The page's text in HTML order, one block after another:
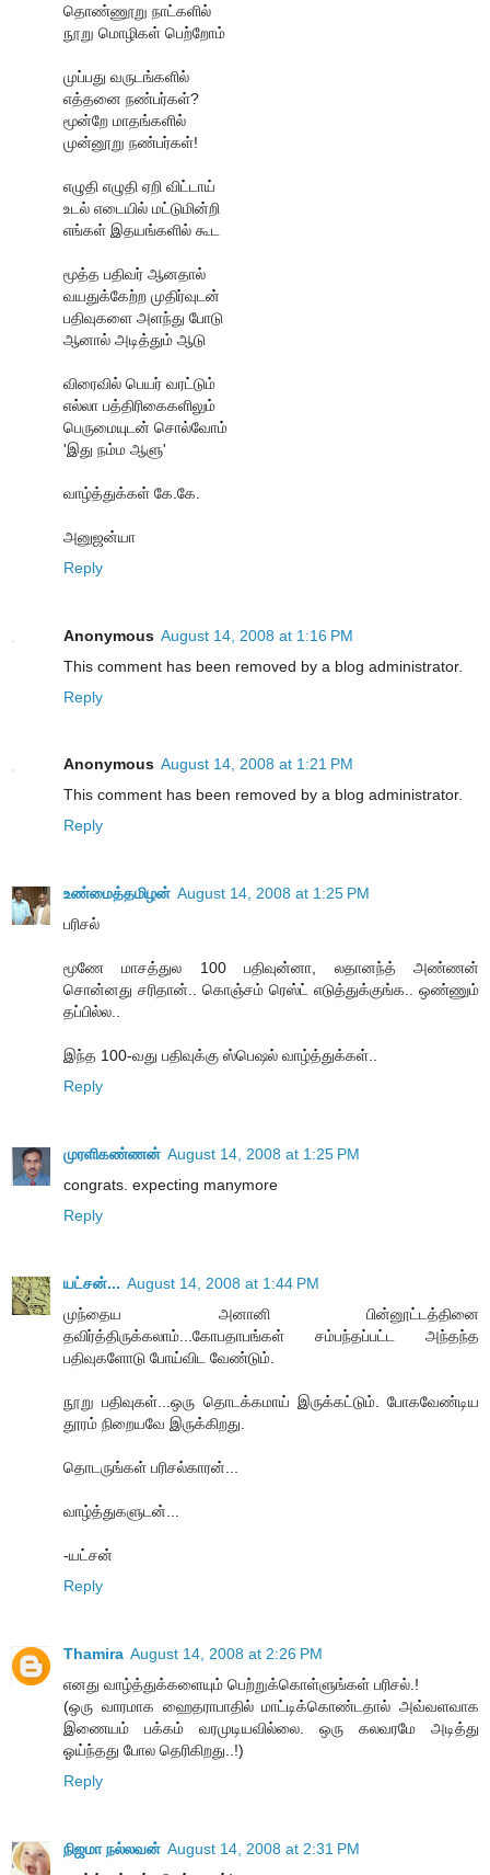
தொண்ணூறு நாட்களில்
நூறு மொழிகள் பெற்றோம்
முப்பது வருடங்களில்
எத்தனை நண்பர்கள்?
மூன்றே மாதங்களில்
முன்னூறு நண்பர்கள்!
எழுதி எழுதி ஏறி விட்டாய்
உடல் எடையில் மட்டுமின்றி
எங்கள் இதயங்களில் கூட
மூத்த பதிவர் ஆனதால்
வயதுக்கேற்ற முதிர்வுடன்
பதிவுகளை அளந்து போடு
ஆனால் அடித்தும் ஆடு
விரைவில் பெயர் வரட்டும்
எல்லா பத்திரிகைகளிலும்
பெருமையுடன் சொல்வோம்
'இது நம்ம ஆளு'
வாழ்த்துக்கள் கே.கே.
அனுஜன்யா
Reply
Anonymous August 14, 2008 at 1:16 PM
This comment has been removed by a blog administrator.
Reply
Anonymous August 14, 2008 at 1:21 PM
This comment has been removed by a blog administrator.
Reply
உண்மைத்தமிழன் August 14, 2008 at 1:25 PM
பரிசல்
மூணே மாசத்துல 100 பதிவுன்னா, லதானந்த் அண்ணன்
சொன்னது சரிதான்.. கொஞ்சம் ரெஸ்ட் எடுத்துக்குங்க.. ஒண்ணும்
தப்பில்ல..
இந்த 100-வது பதிவுக்கு ஸ்பெஷல் வாழ்த்துக்கள்..
Reply
முரளிகண்ணன் August 14, 2008 at 1:25 PM
congrats. expecting manymore
Reply
யட்சன்... August 14, 2008 at 1:44 PM
முந்தைய அனானி பின்னூட்டத்தினை
தவிர்த்திருக்கலாம்...கோபதாபங்கள் சம்பந்தப்பட்ட அந்தந்த
பதிவுகளோடு போய்விட வேண்டும்.
நூறு பதிவுகள்...ஒரு தொடக்கமாய் இருக்கட்டும். போகவேண்டிய
தூரம் நிறையவே இருக்கிறது.
தொடருங்கள் பரிசல்காரன்...
வாழ்த்துகளுடன்...
-யட்சன்
Reply
Thamira August 14, 2008 at 2:26 PM
எனது வாழ்த்துக்களையும் பெற்றுக்கொள்ளுங்கள் பரிசல்.!
(ஒரு வாரமாக ஹைதராபாதில் மாட்டிக்கொண்டதால் அவ்வளவாக
இணையம் பக்கம் வரமுடியவில்லை. ஒரு கலவரமே அடித்து
ஓய்ந்தது போல தெரிகிறது..!)
Reply
நிஜமா நல்லவன் August 14, 2008 at 2:31 PM